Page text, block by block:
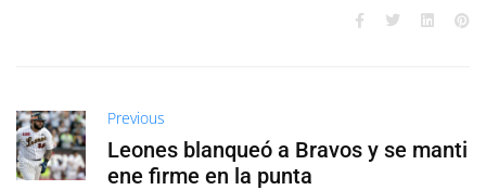
Previous
Leones blanqueó a Bravos y se manti
ene firme en la punta